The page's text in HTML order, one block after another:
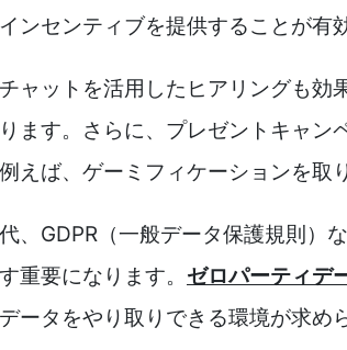
ンセンティブを提供することが有
ャットを活用したヒアリングも
ます。さらに、プレゼントキャン
えば、ゲーミフィケーションを取
、GDPR（一般データ保護規則）
重要になります。 ゼロパーティデ
ータをやり取りできる環境が求め